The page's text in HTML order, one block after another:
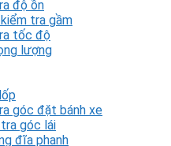
độ ồn
tra gầm
tốc độ
lượng
góc đặt bánh xe
tra góc lái
đĩa phanh